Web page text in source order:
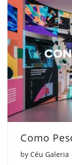
arte?
Descubra
se
vale
pena"
Facebook
de
arte?
Descubra
se
vale
pena"
on
Twitter
se
on
by Céu Galeria